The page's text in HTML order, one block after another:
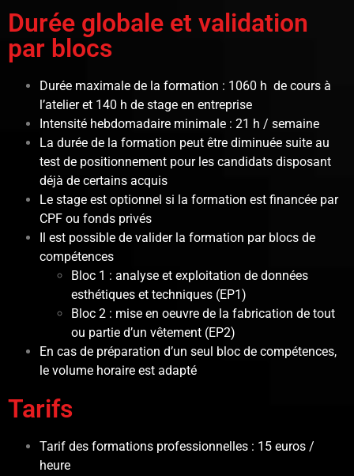
Durée globale et validation
par blocs
Durée maximale de la formation : 1060 h de cours à
l’atelier et 140 h de stage en entreprise
Intensité hebdomadaire minimale : 21 h / semaine
La durée de la formation peut être diminuée suite au
test de positionnement pour les candidats disposant
déjà de certains acquis
Le stage est optionnel si la formation est financée par
CPF ou fonds privés
Il est possible de valider la formation par blocs de
compétences
Bloc 1 : analyse et exploitation de données
esthétiques et techniques (EP1)
Bloc 2 : mise en oeuvre de la fabrication de tout
ou partie d’un vêtement (EP2)
En cas de préparation d’un seul bloc de compétences,
le volume horaire est adapté
Tarifs
Tarif des formations professionnelles : 15 euros /
heure